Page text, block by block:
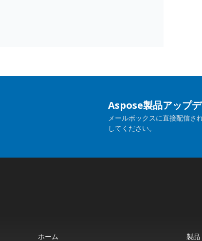
Aspose製品アップ
メールボックスに直接配信さ
してください。
ホーム 製品